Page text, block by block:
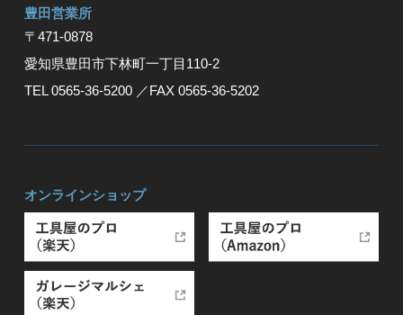
豊⽥営業所
〒471-0878
愛知県豊⽥市下林町⼀丁⽬110-2
TEL 0565-36-5200 ／FAX 0565-36-5202
オンラインショップ